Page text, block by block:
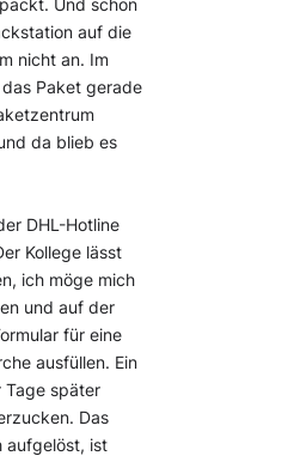
Und schon
auf die
nicht an. Im
Paket gerade
da blieb es
DHL-Hotline
Kollege lässt
ich möge mich
und auf der
für eine
ausfüllen. Ein
Tage später
Das
aufgelöst, ist